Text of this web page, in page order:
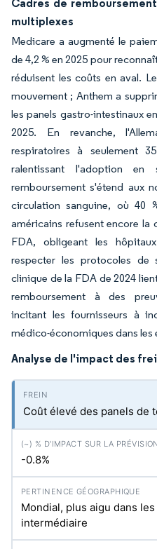
Cadres de
multiplexes
Medicare a augmenté le
de 4,2 % en 2025 pour
réduisent les coûts en aval.
mouvement ; Anthem a
les panels gastro-intestinaux
2025. En revanche,
respiratoires à seulement
ralentissant l'adoption en
remboursement s'étend aux
circulation sanguine, où 40
américains refusent encore la
FDA, obligeant les
respecter les protocoles de
clinique de la FDA de 2024
remboursement à des
incitant les fournisseurs à
médico-économiques dans les
Analyse de l'impact des
Coût élevé des panels de
-0.8%
Mondial, plus aigu dans
intermédiaire